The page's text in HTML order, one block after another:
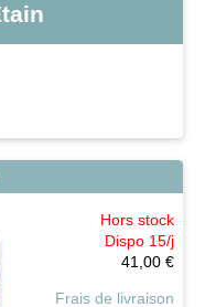
Hors stock
Dispo 15/j
41,00 €
Frais de livraison